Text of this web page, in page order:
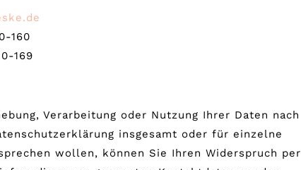
160
169
Verarbeitung oder Nutzung Ihrer Daten nach
insgesamt oder für einzelne
wollen, können Sie Ihren Widerspruch per